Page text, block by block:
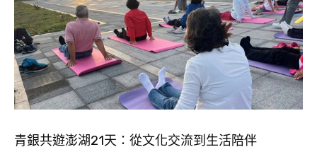
青銀共遊澎湖21天：從文化交流到生活陪伴